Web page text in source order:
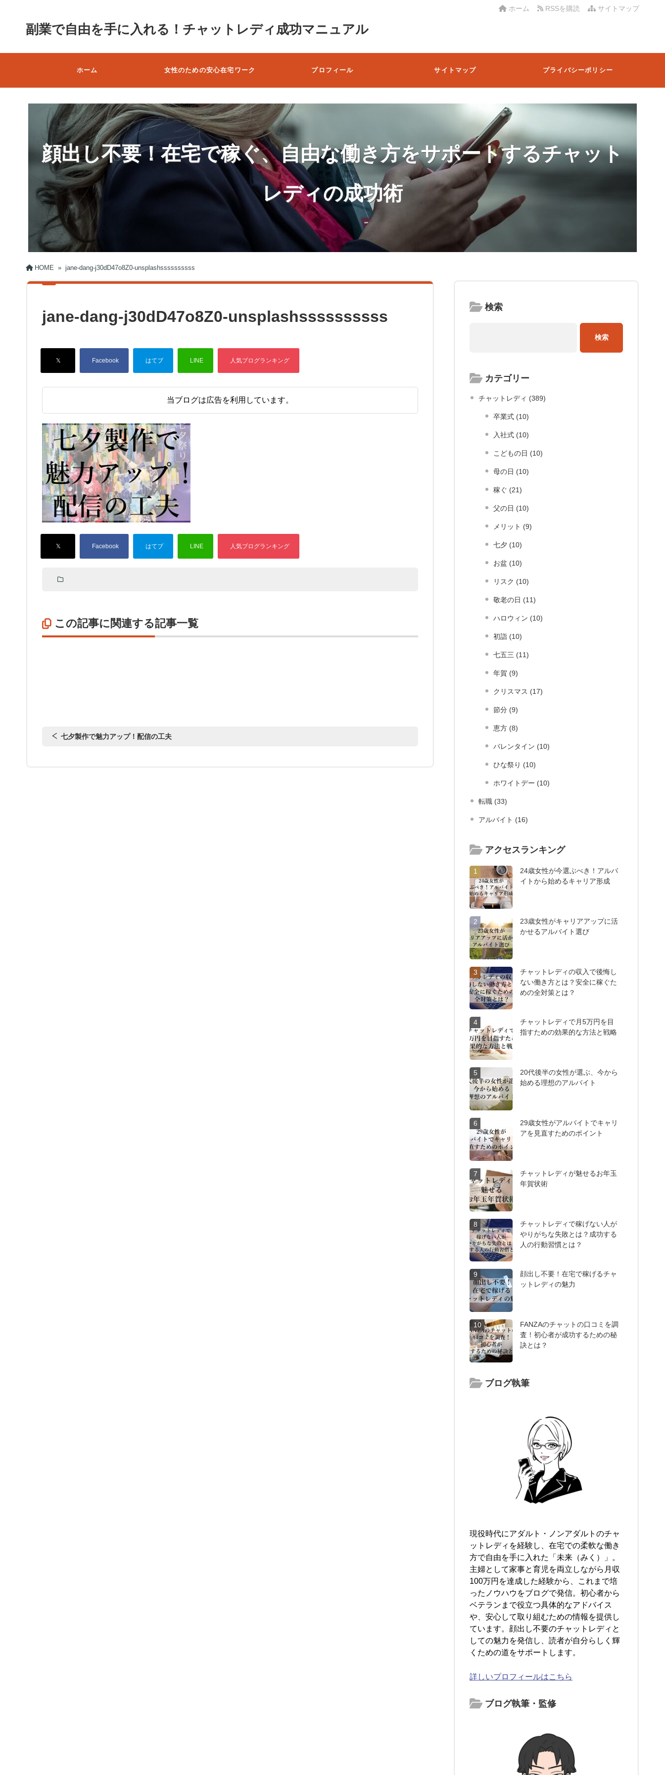
サイトマップ
RSSを購読
ホーム
副業で自由を手に入れる！チャットレディ成功マニュアル
ホーム 女性のための安心在宅ワーク プロフィール サイトマップ プライバシーポリシー
顔出し不要！在宅で稼ぐ、自由な働き方をサポートするチャット
レディの成功術
HOME » jane-dang-j30dD47o8Z0-unsplashssssssssss
jane-dang-j30dD47o8Z0-unsplashssssssssss
当ブログは広告を利用しています。
この記事に関連する記事一覧
七夕製作で魅力アップ！配信の工夫
検索
カテゴリー
チャットレディ (389)
卒業式 (10)
入社式 (10)
こどもの日 (10)
母の日 (10)
稼ぐ (21)
父の日 (10)
メリット (9)
七夕 (10)
お盆 (10)
リスク (10)
敬老の日 (11)
ハロウィン (10)
初詣 (10)
七五三 (11)
年賀 (9)
クリスマス (17)
節分 (9)
恵方 (8)
バレンタイン (10)
ひな祭り (10)
ホワイトデー (10)
転職 (33)
アルバイト (16)
アクセスランキング
1
24歳女性が今選ぶべき！アルバ
イトから始めるキャリア形成
2
23歳女性がキャリアアップに活
かせるアルバイト選び
3
チャットレディの収入で後悔し
ない働き方とは？安全に稼ぐた
めの全対策とは？
4
チャットレディで月5万円を目
指すための効果的な方法と戦略
5
20代後半の女性が選ぶ、今から
始める理想のアルバイト
6
29歳女性がアルバイトでキャリ
アを見直すためのポイント
7
チャットレディが魅せるお年玉
年賀状術
8
チャットレディで稼げない人が
やりがちな失敗とは？成功する
人の行動習慣とは？
9
顔出し不要！在宅で稼げるチャ
ットレディの魅力
10
FANZAのチャットの口コミを調
査！初心者が成功するための秘
訣とは？
ブログ執筆
現役時代にアダルト・ノンアダルトのチャ
ットレディを経験し、在宅での柔軟な働き
方で自由を手に入れた「未来（みく）」。
主婦として家事と育児を両立しながら月収
100万円を達成した経験から、これまで培
ったノウハウをブログで発信。初心者から
ベテランまで役立つ具体的なアドバイス
や、安心して取り組むための情報を提供し
ています。顔出し不要のチャットレディと
しての魅力を発信し、読者が自分らしく輝
くための道をサポートします。
詳しいプロフィールはこちら
ブログ執筆・監修